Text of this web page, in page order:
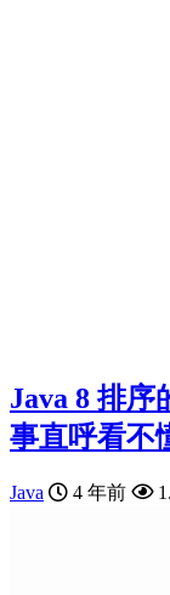
Java 8 排序
事直呼看不
Java 4 年前